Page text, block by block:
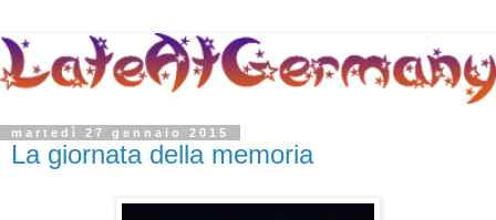
martedì 27 gennaio 2015
La giornata della memoria